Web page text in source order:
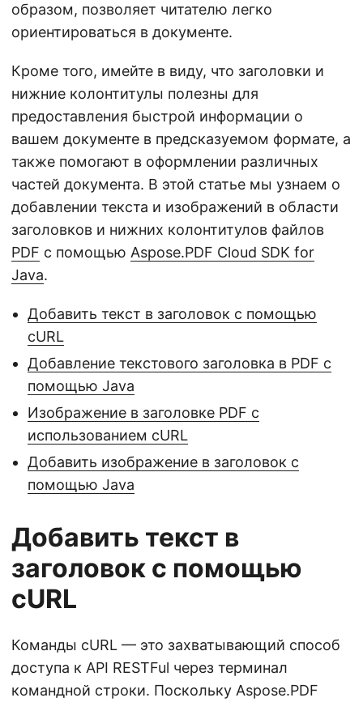
образом, позволяет читателю легко
ориентироваться в документе.
Кроме того, имейте в виду, что заголовки и
нижние колонтитулы полезны для
предоставления быстрой информации о
вашем документе в предсказуемом формате, а
также помогают в оформлении различных
частей документа. В этой статье мы узнаем о
добавлении текста и изображений в области
заголовков и нижних колонтитулов файлов
PDF с помощью Aspose.PDF Cloud SDK for
Java.
Добавить текст в заголовок с помощью
cURL
Добавление текстового заголовка в PDF с
помощью Java
Изображение в заголовке PDF с
использованием cURL
Добавить изображение в заголовок с
помощью Java
Добавить текст в
заголовок с помощью
cURL
Команды cURL — это захватывающий способ
доступа к API RESTFul через терминал
командной строки. Поскольку Aspose.PDF